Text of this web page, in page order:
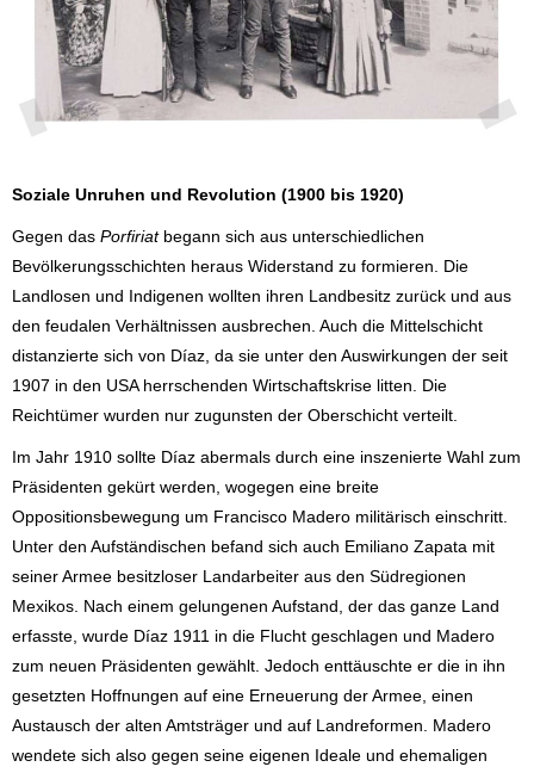
Soziale Unruhen und Revolution (1900 bis 1920)
Gegen das Porfiriatbegann sich aus unterschiedlichen
Bevölkerungsschichten heraus Widerstand zu formieren. Die
Landlosen und Indigenen wollten ihren Landbesitz zurück und aus
den feudalen Verhältnissen ausbrechen. Auch die Mittelschicht
distanzierte sich von Díaz, da sie unter den Auswirkungen der seit
1907 in den USA herrschenden Wirtschaftskrise litten. Die
Reichtümer wurden nur zugunsten der Oberschicht verteilt.
Im Jahr 1910 sollte Díaz abermals durch eine inszenierte Wahl zum
Präsidenten gekürt werden, wogegen eine breite
Oppositionsbewegung um Francisco Madero militärisch einschritt.
Unter den Aufständischen befand sich auch Emiliano Zapata mit
seiner Armee besitzloser Landarbeiter aus den Südregionen
Mexikos. Nach einem gelungenen Aufstand, der das ganze Land
erfasste, wurde Díaz 1911 in die Flucht geschlagen und Madero
zum neuen Präsidenten gewählt. Jedoch enttäuschte er die in ihn
gesetzten Hoffnungen auf eine Erneuerung der Armee, einen
Austausch der alten Amtsträger und auf Landreformen. Madero
wendete sich also gegen seine eigenen Ideale und ehemaligen